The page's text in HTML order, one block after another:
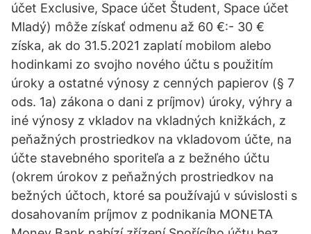
účet Exclusive, Space účet Študent, Space účet
Mladý) môže získať odmenu až 60 €:- 30 €
získa, ak do 31.5.2021 zaplatí mobilom alebo
hodinkami zo svojho nového účtu s použitím
úroky a ostatné výnosy z cenných papierov (§ 7
ods. 1a) zákona o dani z príjmov) úroky, výhry a
iné výnosy z vkladov na vkladných knižkách, z
peňažných prostriedkov na vkladovom účte, na
účte stavebného sporiteľa a z bežného účtu
(okrem úrokov z peňažných prostriedkov na
bežných účtoch, ktoré sa používajú v súvislosti s
dosahovaním príjmov z podnikania MONETA